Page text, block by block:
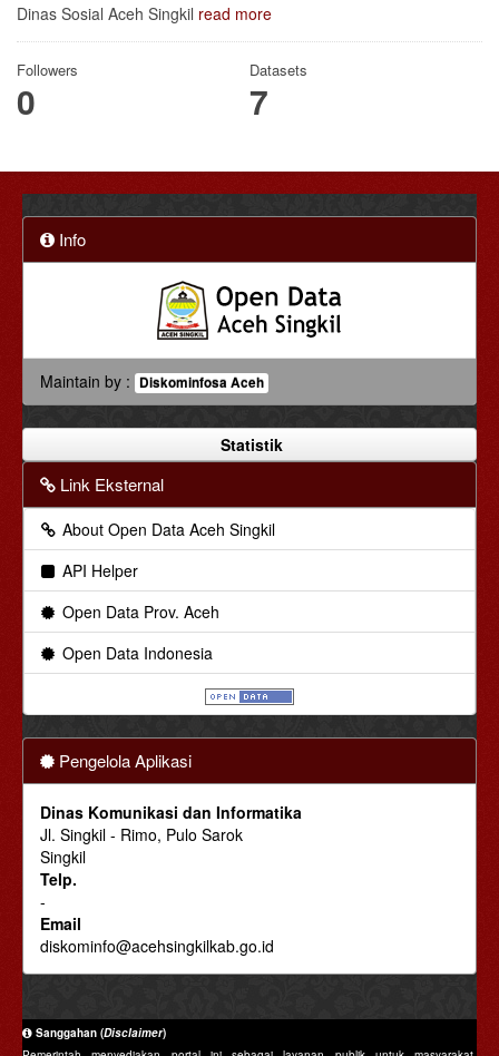
Dinas Sosial Aceh Singkil read more
Followers
0
Datasets
7
Info
Maintain by : Diskominfosa Aceh
Statistik
Link Eksternal
About Open Data Aceh Singkil
API Helper
Open Data Prov. Aceh
Open Data Indonesia
Pengelola Aplikasi
Dinas Komunikasi dan Informatika
Jl. Singkil - Rimo, Pulo Sarok
Singkil
Telp.
-
Email
diskominfo@acehsingkilkab.go.id
Sanggahan (Disclaimer)